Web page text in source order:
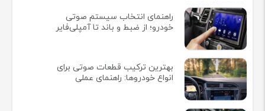
راهنمای انتخاب سیستم صوتی
خودرو؛ از ضبط و باند تا آمپلی‌فایر
بهترین ترکیب قطعات صوتی برای
انواع خودروها: راهنمای عملی